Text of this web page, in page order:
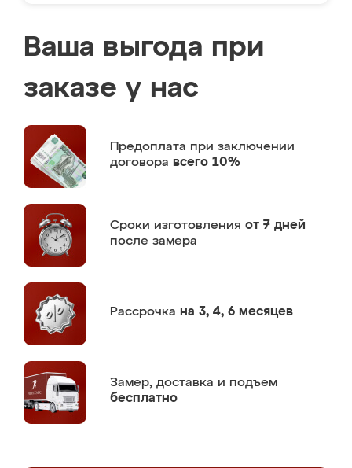
Ваша выгода при
заказе у нас
Предоплата при заключении
договора всего 10%
Сроки изготовления от 7 дней
после замера
Рассрочка на 3, 4, 6 месяцев
Замер, доставка и подъем
бесплатно